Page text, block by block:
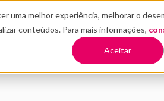
uma melhor experiência, melhorar o
conteúdos. Para mais informações,
Aceitar
SUA EMPRESA